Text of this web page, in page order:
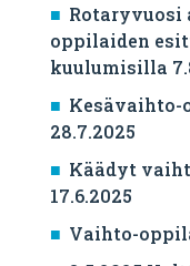
Rotaryvuosi
oppilaiden
kuulumisilla
Kesävaihto-
28.7.2025
Käädyt
17.6.2025
Vaihto-